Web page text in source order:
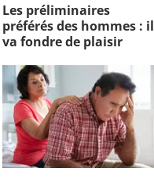
Les préliminaires
préférés des hommes : il
va fondre de plaisir